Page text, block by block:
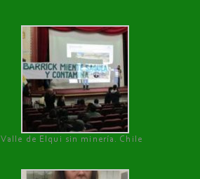
Valle de Elqui sin minería. Chile